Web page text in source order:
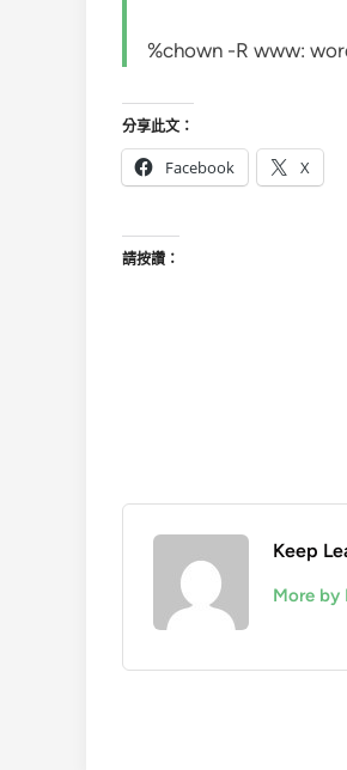
%chown -R www:
分享此文：
Facebook X
請按讚：
Keep
More by